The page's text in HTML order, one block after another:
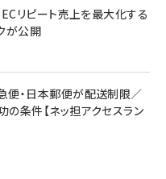
リピート売上を最大化する
が公開
便・日本郵便が配送制限／
条件【ネッ担アクセスラン